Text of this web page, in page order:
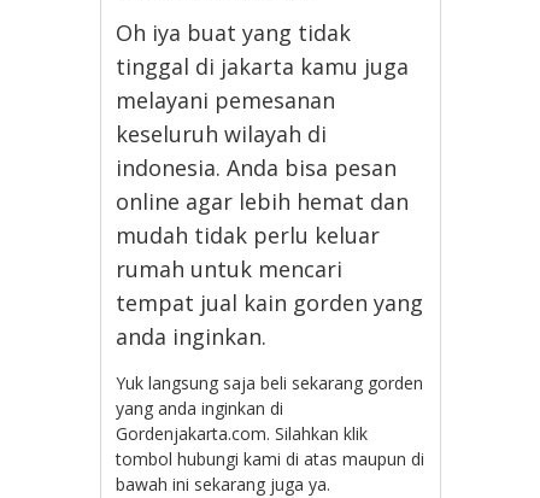
Oh iya buat yang tidak
tinggal di jakarta kamu juga
melayani pemesanan
keseluruh wilayah di
indonesia. Anda bisa pesan
online agar lebih hemat dan
mudah tidak perlu keluar
rumah untuk mencari
tempat jual kain gorden yang
anda inginkan.
Yuk langsung saja beli sekarang gorden
yang anda inginkan di
Gordenjakarta.com. Silahkan klik
tombol hubungi kami di atas maupun di
bawah ini sekarang juga ya.